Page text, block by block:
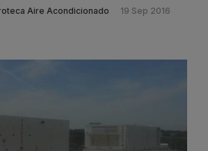
Aire Acondicionado 19 Sep 2016